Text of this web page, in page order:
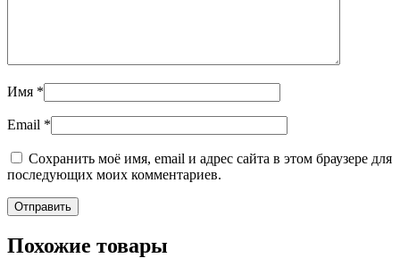
Имя *
Email *
Сохранить моё имя, email и адрес сайта в этом браузере для
последующих моих комментариев.
Похожие товары